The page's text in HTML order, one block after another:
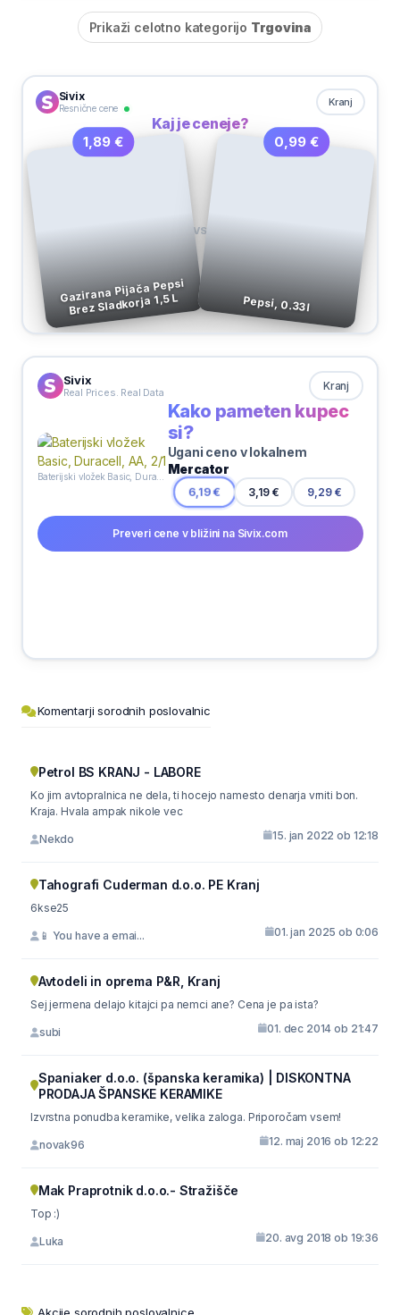
Prikaži celotno kategorijo Trgovina
Sivix
Resnične cene
Kranj
Kaj je ceneje?
1,89 €
Gazirana Pijača Pepsi
Brez Sladkorja 1,5 L
VS
0,99 €
Pepsi, 0.33 l
Sivix
Real Prices. Real Data Kranj
Kako pameten kupec
si?
Ugani ceno v lokalnem
Mercator
6,19 € 3,19 € 9,29 €
Preveri cene v bližini na Sivix.com
Komentarji sorodnih poslovalnic
Petrol BS KRANJ - LABORE
Ko jim avtopralnica ne dela, ti hocejo namesto denarja vrniti bon.
Kraja. Hvala ampak nikole vec
Nekdo 15. jan 2022 ob 12:18
Tahografi Cuderman d.o.o. PE Kranj
6kse25
📱 You have a emai... 01. jan 2025 ob 0:06
Avtodeli in oprema P&R, Kranj
Sej jermena delajo kitajci pa nemci ane? Cena je pa ista?
subi 01. dec 2014 ob 21:47
Spaniaker d.o.o. (španska keramika) | DISKONTNA
PRODAJA ŠPANSKE KERAMIKE
Izvrstna ponudba keramike, velika zaloga. Priporočam vsem!
novak96 12. maj 2016 ob 12:22
Mak Praprotnik d.o.o.- Stražišče
Top :)
Luka 20. avg 2018 ob 19:36
Akcije sorodnih poslovalnice